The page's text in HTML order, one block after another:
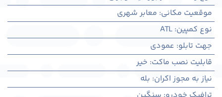
موقعیت مکانی: معابر شهری
نوع کمپین:
ATL
جهت تابلو: عمودی
قابلیت نصب ماکت: خیر
نیاز به مجوز اکران: بله